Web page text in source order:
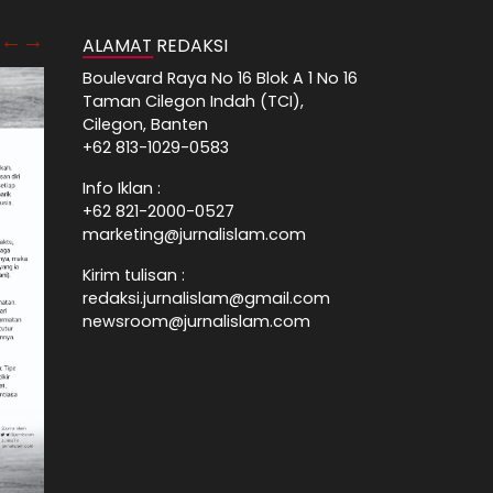
ALAMAT REDAKSI
Boulevard Raya No 16 Blok A 1 No 16
Taman Cilegon Indah (TCI),
Cilegon, Banten
+62 813-1029-0583
Info Iklan :
+62 821-2000-0527
marketing@jurnalislam.com
Kirim tulisan :
redaksi.jurnalislam@gmail.com
newsroom@jurnalislam.com